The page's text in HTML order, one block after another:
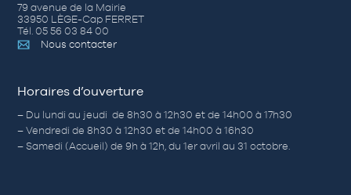
79 avenue de la Mairie
33950 LÈGE-Cap FERRET
Tél. 05 56 03 84 00
Nous contacter
Horaires d’ouverture
– Du lundi au jeudi de 8h30 à 12h30 et de 14h00 à 17h30
– Vendredi de 8h30 à 12h30 et de 14h00 à 16h30
– Samedi (Accueil) de 9h à 12h, du 1er avril au 31 octobre.